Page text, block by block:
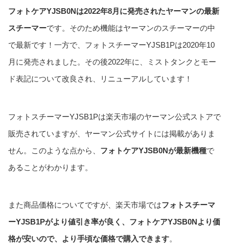
フォトケアYJSB0Nは2022年8月に発売されたヤーマンの最新
スチーマーです。そのため機能はヤーマンのスチーマーの中
で最新です！一方で、フォトスチーマーYJSB1Pは2020年10
月に発売されました。その後2022年に、ミストタンクとモー
ド表記について改良され、リニューアルしています！
フォトスチーマーYJSB1Pは楽天市場のヤーマン公式ストアで
販売されていますが、ヤーマン公式サイトには掲載がありま
せん。このような点から、 フォトケアYJSB0Nが最新機種で
あることがわかります。
また商品価格についてですが、楽天市場ではフォトスチーマ
ーYJSB1Pがより値引き率が良く、フォトケアYJSB0Nより価
格が安いので、より手頃な価格で購入できます。